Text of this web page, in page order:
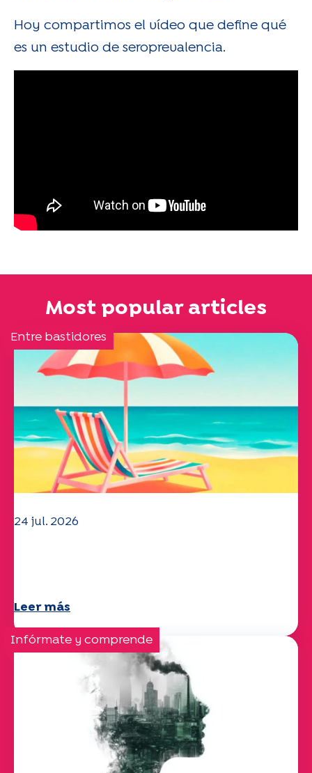
Hoy compartimos el vídeo que define qué
es un estudio de seroprevalencia.
Most popular articles
Entre bastidores
24 jul. 2026
Leer más
Infórmate y comprende